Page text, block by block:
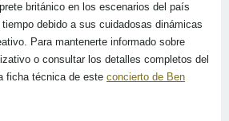
británico en los escenarios del país
debido a sus cuidadosas dinámicas
Para mantenerte informado sobre
o consultar los detalles completos del
ficha técnica de este concierto de Ben